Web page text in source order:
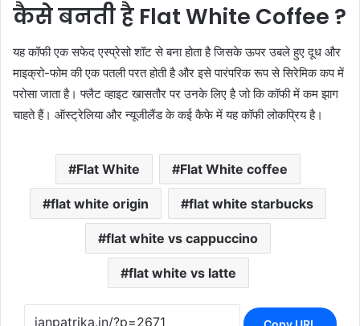
कैसे बनती है Flat White Coffee ?
यह कॉफी एक सफेद एस्प्रेसो शॉट से बना होता है जिसके ऊपर उबले हुए दूध और
माइक्रो-फोम की एक पतली परत होती है और इसे पारंपरिक रूप से सिरेमिक कप में
परोसा जाता है। फ्लैट व्हाइट खासतौर पर उनके लिए है जो कि कॉफी में कम झाग
चाहते हैं। ऑस्ट्रेलिया और न्यूजीलैंड के कई कैफे में यह कॉफी लोकप्रिय है।
Flat White Flat White coffee
flat white origin flat white starbucks
flat white vs cappuccino
flat white vs latte